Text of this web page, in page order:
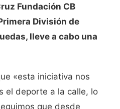
Fundación CB
División de
lleve a cabo una
«esta iniciativa nos
el deporte a la calle, lo
que desde